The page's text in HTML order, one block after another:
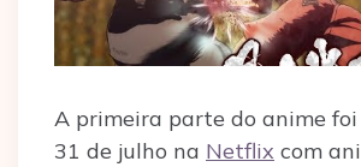
A primeira parte do anime
31 de julho na Netflix com